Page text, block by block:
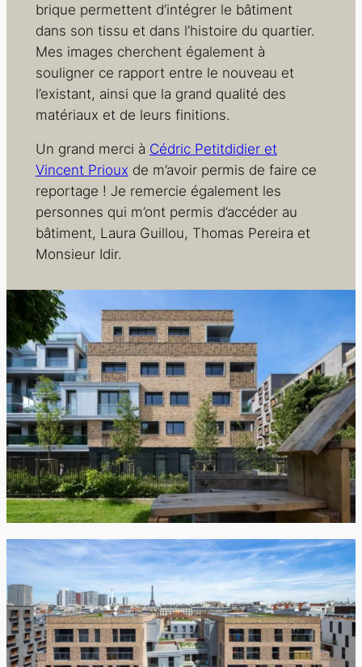
brique permettent d’intégrer le bâtiment
dans son tissu et dans l’histoire du quartier.
Mes images cherchent également à
souligner ce rapport entre le nouveau et
l’existant, ainsi que la grand qualité des
matériaux et de leurs finitions.
Un grand merci à Cédric Petitdidier et
Vincent Prioux de m’avoir permis de faire ce
reportage ! Je remercie également les
personnes qui m’ont permis d’accéder au
bâtiment, Laura Guillou, Thomas Pereira et
Monsieur Idir.